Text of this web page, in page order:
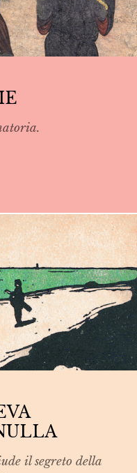
il segreto della